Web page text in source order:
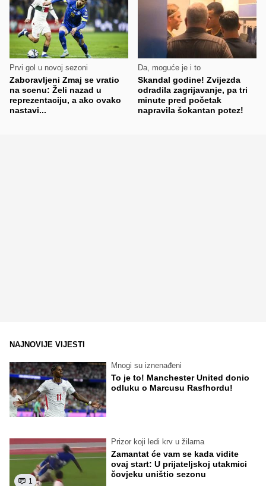
Prvi gol u novoj sezoni
Zaboravljeni Zmaj se vratio
na scenu: Želi nazad u
reprezentaciju, a ako ovako
nastavi...
Da, moguće je i to
Skandal godine! Zvijezda
odradila zagrijavanje, pa tri
minute pred početak
napravila šokantan potez!
NAJNOVIJE VIJESTI
Mnogi su iznenađeni
To je to! Manchester United donio
odluku o Marcusu Rasfhordu!
1
Prizor koji ledi krv u žilama
Zamantat će vam se kada vidite
ovaj start: U prijateljskoj utakmici
čovjeku uništio sezonu